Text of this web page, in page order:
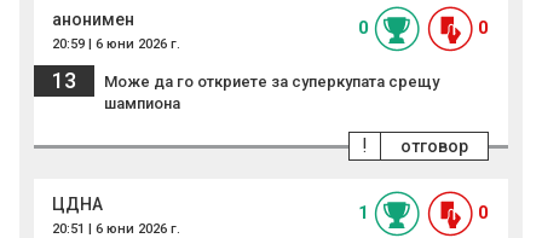
анонимен
20:59 | 6 юни 2026 г.
0 0
13
Може да го откриете за суперкупата срещу
шампиона
отговор
!
ЦДНА
20:51 | 6 юни 2026 г.
1 0